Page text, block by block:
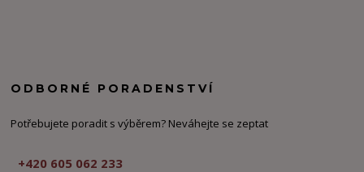
ODBORNÉ PORADENSTVÍ
Potřebujete poradit s výběrem? Neváhejte se zeptat
+420 605 062 233